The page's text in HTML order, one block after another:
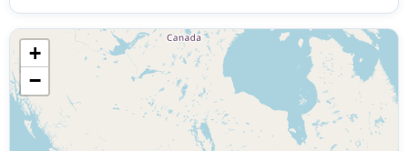
Herbst 2006
+
−